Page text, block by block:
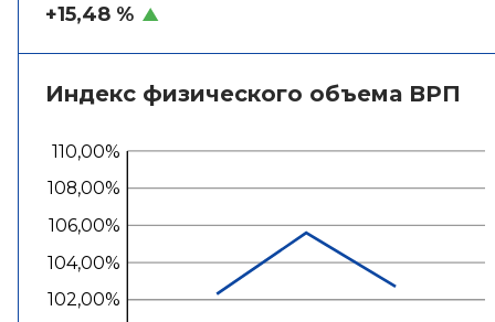
+15,48 %
Индекс физического объема ВРП
102,00%
104,00%
106,00%
108,00%
110,00%